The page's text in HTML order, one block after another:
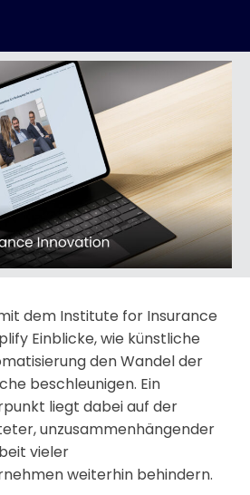
dem Institute for Insurance
Einblicke, wie künstliche
den Wandel der
beschleunigen. Ein
liegt dabei auf der
unzusammenhängender
vieler
weiterhin behindern.